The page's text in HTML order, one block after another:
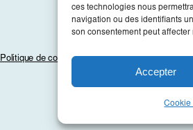
ces technologies nous
navigation ou des identifiants
son consentement peut
Accepter
Cookie
Politique de confidentialité